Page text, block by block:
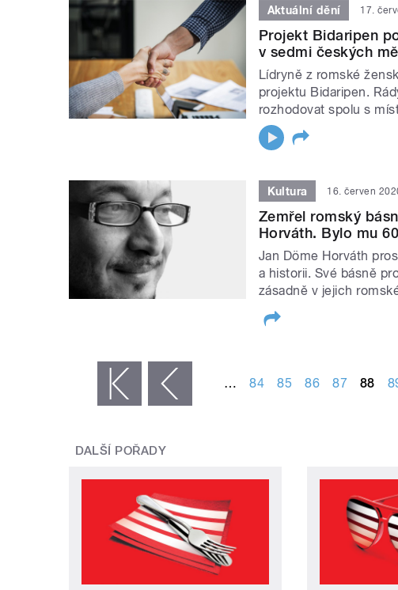
Aktuální dění 17.
Projekt Bidaripen
v sedmi českých
Lídryně z romské
projektu Bidaripen.
rozhodovat spolu s
Kultura 16. červen
Zemřel romský
Horváth. Bylo mu
Jan Döme Horváth
a historii. Své básně
zásadně v jejich
‹ předchozí … 84 85 86 87 88
DALŠÍ POŘADY